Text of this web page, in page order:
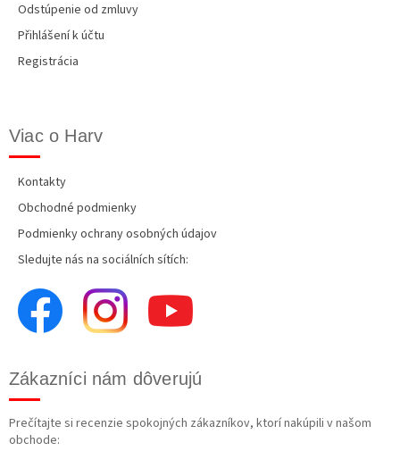
Odstúpenie od zmluvy
Přihlášení k účtu
Registrácia
Viac o Harv
Kontakty
Obchodné podmienky
Podmienky ochrany osobných údajov
Sledujte nás na sociálních sítích:
Zákazníci nám dôverujú
Prečítajte si recenzie spokojných zákazníkov, ktorí nakúpili v našom
obchode: